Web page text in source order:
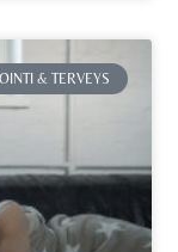
& TERVEYS